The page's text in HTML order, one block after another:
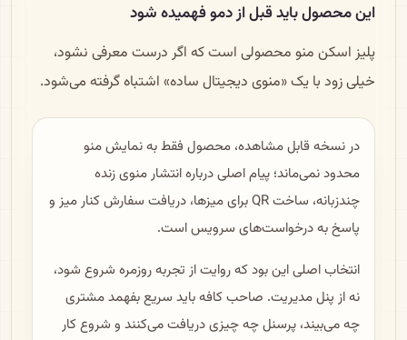
این محصول باید قبل از دمو فهمیده شود
پلیز اسکن منو محصولی است که اگر درست معرفی نشود،
خیلی زود با یک «منوی دیجیتال ساده» اشتباه گرفته می‌شود.
در نسخه قابل مشاهده، محصول فقط به نمایش منو
محدود نمی‌ماند؛ پیام اصلی درباره انتشار منوی زنده
چندزبانه، ساخت QR برای میزها، دریافت سفارش کنار میز و
پاسخ به درخواست‌های سرویس است.
انتخاب اصلی این بود که روایت از تجربه روزمره شروع شود،
نه از پنل مدیریت. صاحب کافه باید سریع بفهمد مشتری
چه می‌بیند، پرسنل چه چیزی دریافت می‌کنند و شروع کار